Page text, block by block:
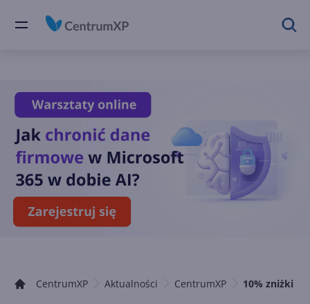
CentrumXP Aktualności CentrumXP 10% zniżki